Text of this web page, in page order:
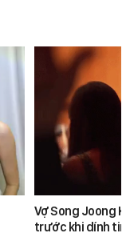
Vợ Song Joong
trước khi dính